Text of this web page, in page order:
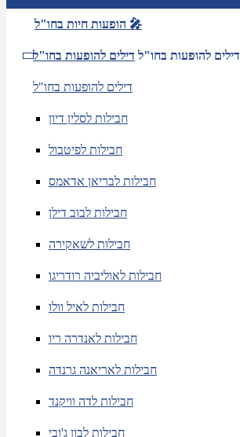
הופעות חיות בחו"ל 🎤
דילים להופעות בחו"ל דילים להופעות בחו"ל
דילים להופעות בחו"ל
חבילות לסלין דיון
חבילות לפיטבול
חבילות לבריאן אדאמס
חבילות לבוב דילן
חבילות לשאקירה
חבילות לאוליביה רודריגו
חבילות לאיל וולו
חבילות לאנדרה ריו
חבילות לאריאנה גרנדה
חבילות לדה וויקנד
חבילות לבון ג'ובי